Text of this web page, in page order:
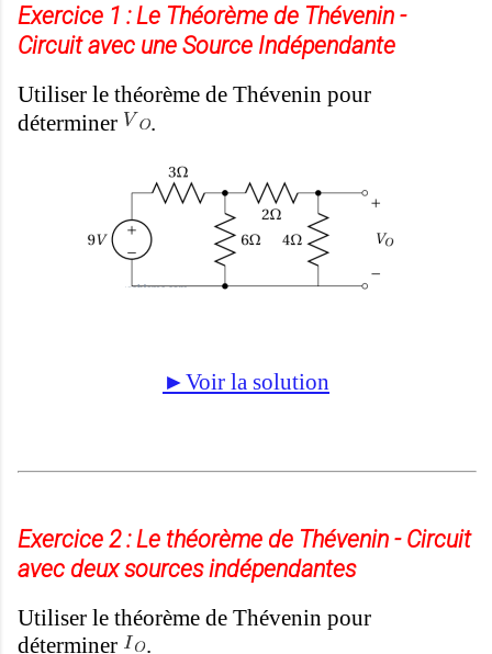
Exercice 1 : Le Théorème de Thévenin -
Circuit avec une Source Indépendante
Utiliser le théorème de Thévenin pour
déterminer
.
►Voir la solution
Exercice 2 : Le théorème de Thévenin - Circuit
avec deux sources indépendantes
Utiliser le théorème de Thévenin pour
déterminer
.